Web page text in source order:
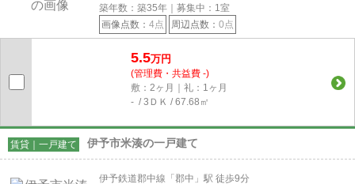
築年数：築35年｜募集中： 1室
画像点数： 4点 周辺点数： 0点
5.5万円
(管理費・共益費 -)
敷：2ヶ月｜礼：1ヶ月
- / 3ＤＫ / 67.68㎡
賃貸｜一戸建て 伊予市米湊の一戸建て
伊予鉄道郡中線「郡中」駅 徒歩9分